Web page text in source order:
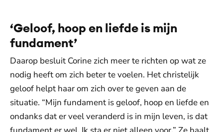
‘Geloof, hoop en liefde is mijn
fundament’
Daarop besluit Corine zich meer te richten op wat ze
nodig heeft om zich beter te voelen. Het christelijk
geloof helpt haar om zich over te geven aan de
situatie. “Mijn fundament is geloof, hoop en liefde en
ondanks dat er veel veranderd is in mijn leven, is dat